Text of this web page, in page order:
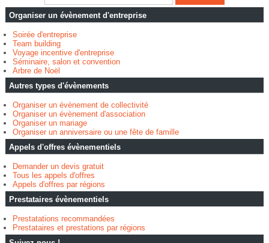
Organiser un évènement d'entreprise
Soirée d'entreprise
Team building
Voyage incentive d'entreprise
Séminaire, salon et convention
Arbre de Noël
Autres types d'évènements
Organiser un évènement de collectivité
Organiser un évènement d'association
Organiser un mariage
Organiser un anniversaire ou une fête de famille
Appels d'offres évènementiels
Demander un devis gratuit
Tous les appels d'offres
Appels d'offres par régions
Prestataires évènementiels
Prestatations recommandées
Prestataires et prestations par régions